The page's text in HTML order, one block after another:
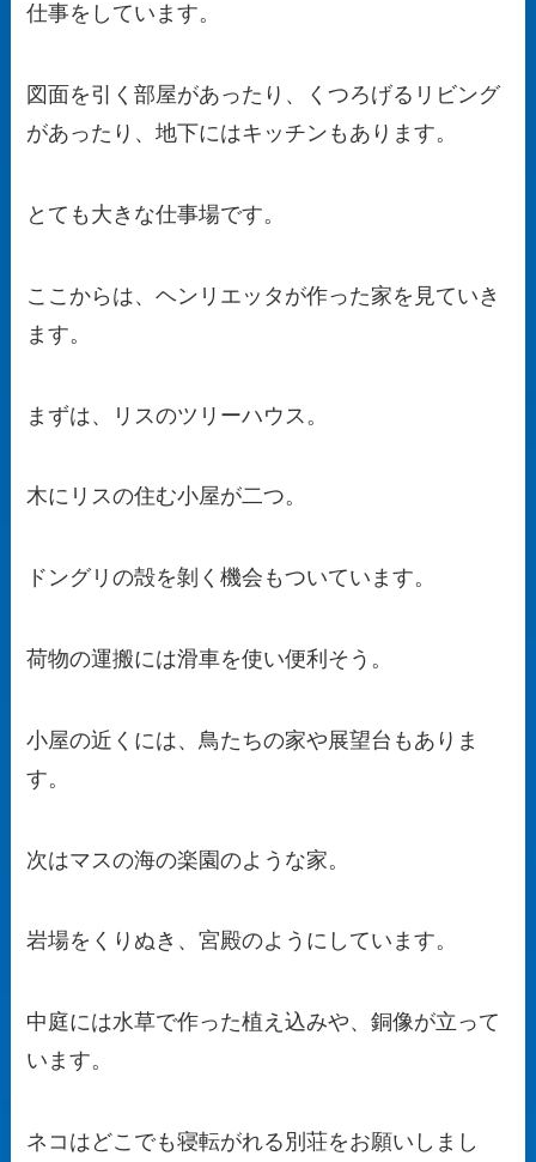
仕事をしています。
図面を引く部屋があったり、くつろげるリビング
があったり、地下にはキッチンもあります。
とても大きな仕事場です。
ここからは、ヘンリエッタが作った家を見ていき
ます。
まずは、リスのツリーハウス。
木にリスの住む小屋が二つ。
ドングリの殻を剝く機会もついています。
荷物の運搬には滑車を使い便利そう。
小屋の近くには、鳥たちの家や展望台もありま
す。
次はマスの海の楽園のような家。
岩場をくりぬき、宮殿のようにしています。
中庭には水草で作った植え込みや、銅像が立って
います。
ネコはどこでも寝転がれる別荘をお願いしまし